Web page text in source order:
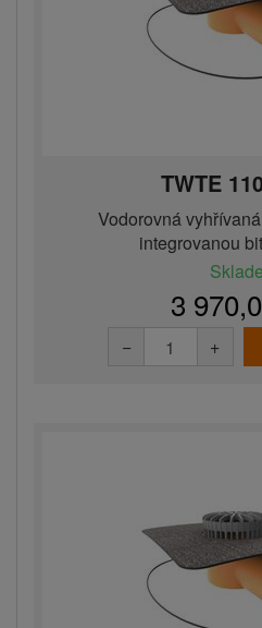
TWTE
Vodorovná
integrovanou
3
− +